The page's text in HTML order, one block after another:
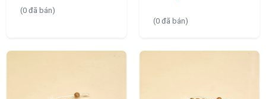
(0 đã bán)
(0 đã bán)